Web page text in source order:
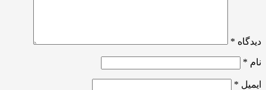
دیدگاه *
نام *
ایمیل *